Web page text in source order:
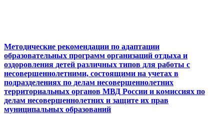
Методические рекомендации по адаптации
образовательных программ организаций отдыха и
оздоровления детей различных типов для работы с
несовершеннолетними, состоящими на учетах в
подразделениях по делам несовершеннолетних
территориальных органов МВД России и комиссиях по
делам несовершеннолетних и защите их прав
муниципальных образований